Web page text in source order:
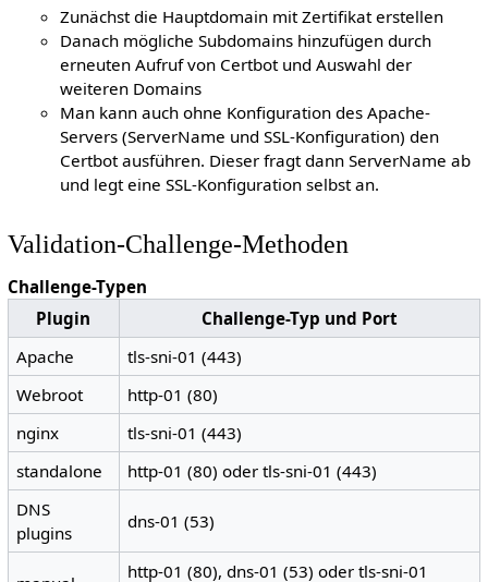
Zunächst die Hauptdomain mit Zertifikat erstellen
Danach mögliche Subdomains hinzufügen durch
erneuten Aufruf von Certbot und Auswahl der
weiteren Domains
Man kann auch ohne Konfiguration des Apache-
Servers (ServerName und SSL-Konfiguration) den
Certbot ausführen. Dieser fragt dann ServerName ab
und legt eine SSL-Konfiguration selbst an.
Validation-Challenge-Methoden
Challenge-Typen
Plugin
Challenge-Typ und Port
Apache
tls-sni-01 (443)
Webroot
http-01 (80)
nginx
tls-sni-01 (443)
standalone
http-01 (80) oder tls-sni-01 (443)
DNS
plugins
dns-01 (53)
http-01 (80), dns-01 (53) oder tls-sni-01